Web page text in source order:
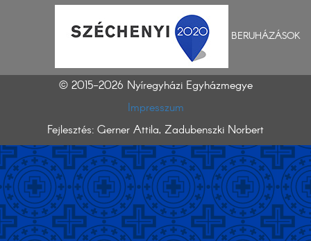
BERUHÁZÁSOK
© 2015-2026 Nyíregyházi Egyházmegye
Impresszum
Fejlesztés: Gerner Attila, Zadubenszki Norbert